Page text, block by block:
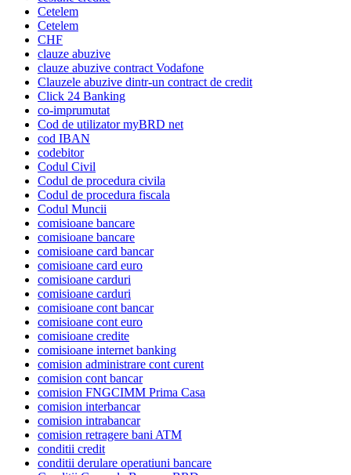
Cetelem
Cetelem
CHF
clauze abuzive
clauze abuzive contract Vodafone
Clauzele abuzive dintr-un contract de credit
Click 24 Banking
co-imprumutat
Cod de utilizator myBRD net
cod IBAN
codebitor
Codul Civil
Codul de procedura civila
Codul de procedura fiscala
Codul Muncii
comisioane bancare
comisioane bancare
comisioane card bancar
comisioane card euro
comisioane carduri
comisioane carduri
comisioane cont bancar
comisioane cont euro
comisioane credite
comisioane internet banking
comision administrare cont curent
comision cont bancar
comision FNGCIMM Prima Casa
comision interbancar
comision intrabancar
comision retragere bani ATM
conditii credit
conditii derulare operatiuni bancare